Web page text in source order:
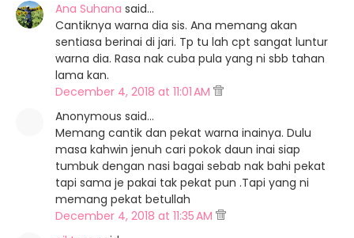
Ana Suhana said…
Cantiknya warna dia sis. Ana memang akan
sentiasa berinai di jari. Tp tu lah cpt sangat luntur
warna dia. Rasa nak cuba pula yang ni sbb tahan
lama kan.
December 4, 2018 at 11:01 AM
Anonymous said…
Memang cantik dan pekat warna inainya. Dulu
masa kahwin jenuh cari pokok daun inai siap
tumbuk dengan nasi bagai sebab nak bahi pekat
tapi sama je pakai tak pekat pun .Tapi yang ni
memang pekat betullah
December 4, 2018 at 11:35 AM